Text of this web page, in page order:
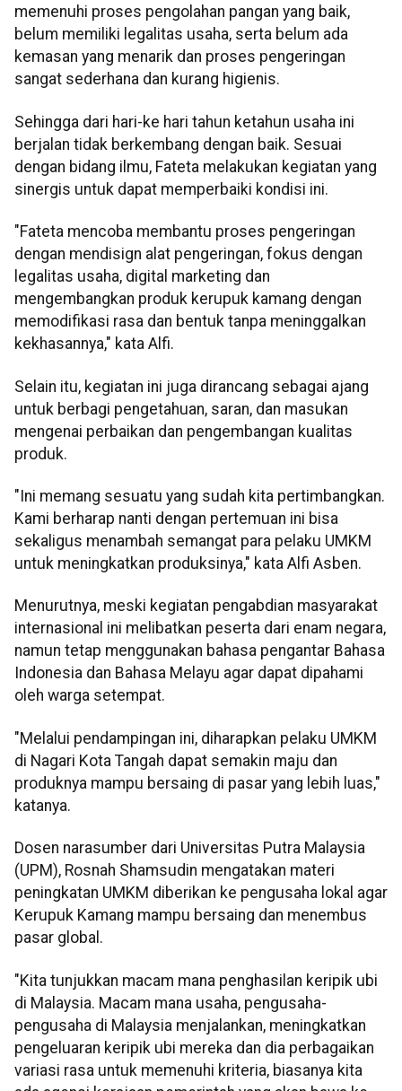
memenuhi proses pengolahan pangan yang baik,
belum memiliki legalitas usaha, serta belum ada
kemasan yang menarik dan proses pengeringan
sangat sederhana dan kurang higienis.
Sehingga dari hari-ke hari tahun ketahun usaha ini
berjalan tidak berkembang dengan baik. Sesuai
dengan bidang ilmu, Fateta melakukan kegiatan yang
sinergis untuk dapat memperbaiki kondisi ini.
"Fateta mencoba membantu proses pengeringan
dengan mendisign alat pengeringan, fokus dengan
legalitas usaha, digital marketing dan
mengembangkan produk kerupuk kamang dengan
memodifikasi rasa dan bentuk tanpa meninggalkan
kekhasannya," kata Alfi.
Selain itu, kegiatan ini juga dirancang sebagai ajang
untuk berbagi pengetahuan, saran, dan masukan
mengenai perbaikan dan pengembangan kualitas
produk.
"Ini memang sesuatu yang sudah kita pertimbangkan.
Kami berharap nanti dengan pertemuan ini bisa
sekaligus menambah semangat para pelaku UMKM
untuk meningkatkan produksinya," kata Alfi Asben.
Menurutnya, meski kegiatan pengabdian masyarakat
internasional ini melibatkan peserta dari enam negara,
namun tetap menggunakan bahasa pengantar Bahasa
Indonesia dan Bahasa Melayu agar dapat dipahami
oleh warga setempat.
"Melalui pendampingan ini, diharapkan pelaku UMKM
di Nagari Kota Tangah dapat semakin maju dan
produknya mampu bersaing di pasar yang lebih luas,"
katanya.
Dosen narasumber dari Universitas Putra Malaysia
(UPM), Rosnah Shamsudin mengatakan materi
peningkatan UMKM diberikan ke pengusaha lokal agar
Kerupuk Kamang mampu bersaing dan menembus
pasar global.
"Kita tunjukkan macam mana penghasilan keripik ubi
di Malaysia. Macam mana usaha, pengusaha-
pengusaha di Malaysia menjalankan, meningkatkan
pengeluaran keripik ubi mereka dan dia perbagaikan
variasi rasa untuk memenuhi kriteria, biasanya kita